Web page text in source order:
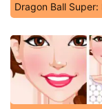
Dragon Ball Super: